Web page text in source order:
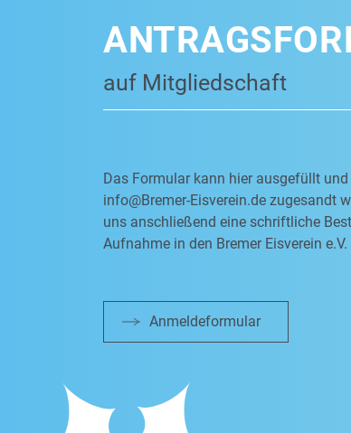
auf Mitgliedschaft
Das Formular kann hier ausgefüllt
info@Bremer-Eisverein.dezugesandt
uns anschließend eine schriftliche
Aufnahme in den Bremer Eisverein e.V.
Anmeldeformular